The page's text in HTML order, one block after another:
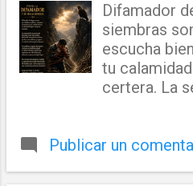
Difamador
siembras
escucha
tu
certera. La
caminos
Publicar un